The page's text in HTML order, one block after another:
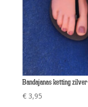
Bandajanas ketting zilver
€3,95